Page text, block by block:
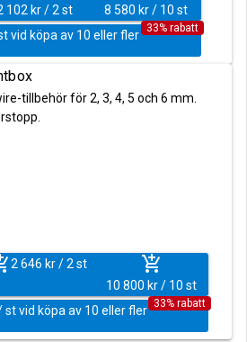
102 kr / 2 st 8 580 kr / 10 st
vid köpa av 10 eller fler 33% rabatt
tillbehör för 2, 3, 4, 5 och 6 mm.
2 646 kr / 2 st add_shopping_cart
10 800 kr / 10 st
st vid köpa av 10 eller fler 33% rabatt